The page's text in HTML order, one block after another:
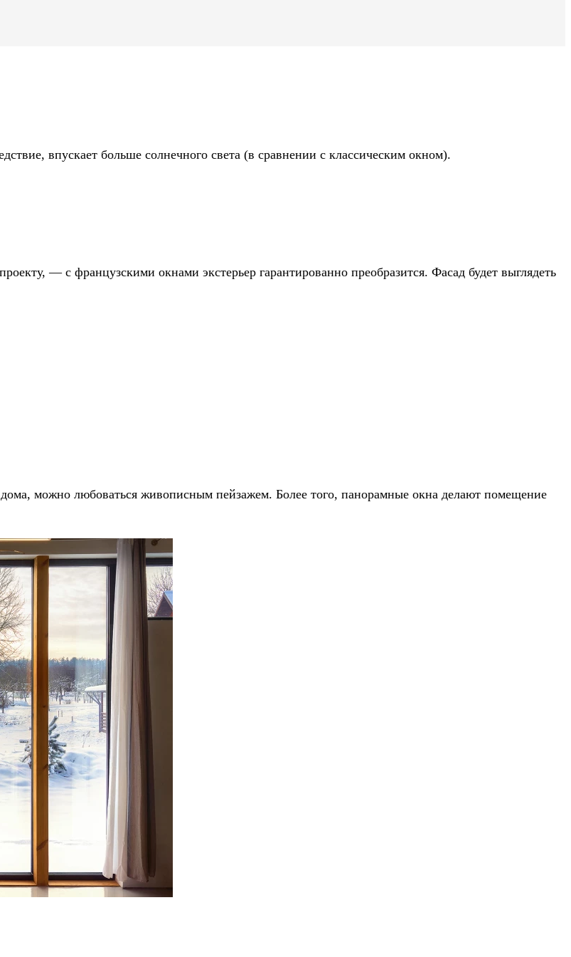
впускает больше солнечного света (в сравнении с классическим окном).
— с французскими окнами экстерьер гарантированно преобразится. Фасад будет выглядеть
можно любоваться живописным пейзажем. Более того, панорамные окна делают помещение